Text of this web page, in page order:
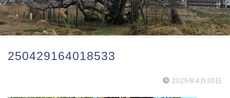
250429164018533
2025年4月30日